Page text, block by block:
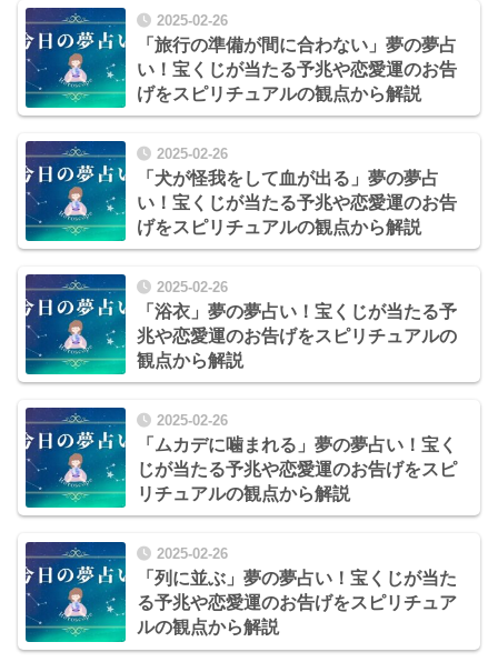
2025-02-26
「旅行の準備が間に合わない」夢の夢占
い！宝くじが当たる予兆や恋愛運のお告
げをスピリチュアルの観点から解説
2025-02-26
「犬が怪我をして血が出る」夢の夢占
い！宝くじが当たる予兆や恋愛運のお告
げをスピリチュアルの観点から解説
2025-02-26
「浴衣」夢の夢占い！宝くじが当たる予
兆や恋愛運のお告げをスピリチュアルの
観点から解説
2025-02-26
「ムカデに噛まれる」夢の夢占い！宝く
じが当たる予兆や恋愛運のお告げをスピ
リチュアルの観点から解説
2025-02-26
「列に並ぶ」夢の夢占い！宝くじが当た
る予兆や恋愛運のお告げをスピリチュア
ルの観点から解説